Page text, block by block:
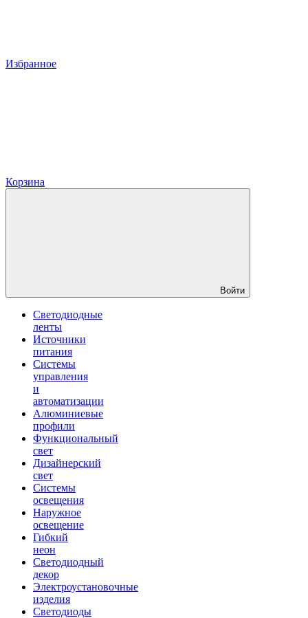
Избранное
Корзина
Войти
Светодиодные
ленты
Источники
питания
Системы
управления
и
автоматизации
Алюминиевые
профили
Функциональный
свет
Дизайнерский
свет
Системы
освещения
Наружное
освещение
Гибкий
неон
Светодиодный
декор
Электроустановочные
изделия
Светодиоды